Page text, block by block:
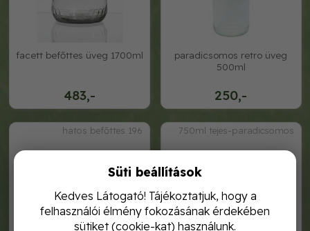
483,-
facett befőttes üveg 1700ml
250,-
paradicsomos retro üveg
500ml
hatos befőttes 196 750ml tejes-paradicsomos
Süti beállítások
Kedves Látogató! Tájékoztatjuk, hogy a
felhasználói élmény fokozásának érdekében
sütiket (cookie-kat) használunk.